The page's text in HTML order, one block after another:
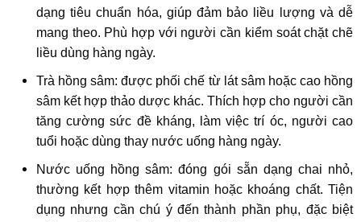
dạng tiêu chuẩn hóa, giúp đảm bảo liều lượng và dễ
mang theo. Phù hợp với người cần kiểm soát chặt chẽ
liều dùng hàng ngày.
Trà hồng sâm: được phối chế từ lát sâm hoặc cao hồng
sâm kết hợp thảo dược khác. Thích hợp cho người cần
tăng cường sức đề kháng, làm việc trí óc, người cao
tuổi hoặc dùng thay nước uống hàng ngày.
Nước uống hồng sâm: đóng gói sẵn dạng chai nhỏ,
thường kết hợp thêm vitamin hoặc khoáng chất. Tiện
dụng nhưng cần chú ý đến thành phần phụ, đặc biệt